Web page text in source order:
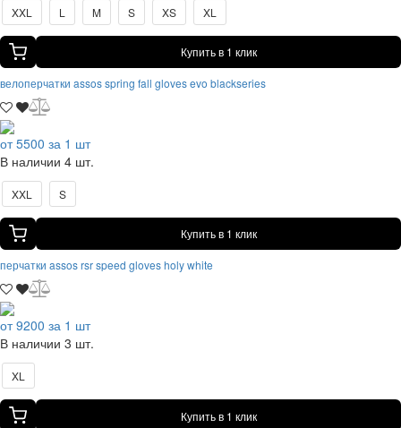
XXL L M S XS XL
Купить в 1 клик
велоперчатки assos spring fall gloves evo blackseries
от 5500 за 1 шт
В наличии 4 шт.
XXL S
Купить в 1 клик
перчатки assos rsr speed gloves holy white
от 9200 за 1 шт
В наличии 3 шт.
XL
Купить в 1 клик